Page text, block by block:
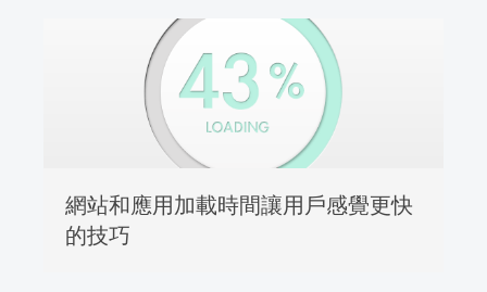
網站和應用加載時間讓用戶感覺更快
的技巧